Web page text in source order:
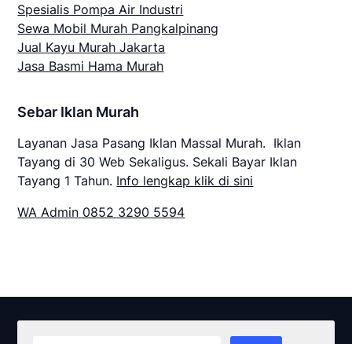
Spesialis Pompa Air Industri
Sewa Mobil Murah Pangkalpinang
Jual Kayu Murah Jakarta
Jasa Basmi Hama Murah
Sebar Iklan Murah
Layanan Jasa Pasang Iklan Massal Murah. Iklan
Tayang di 30 Web Sekaligus. Sekali Bayar Iklan
Tayang 1 Tahun. Info lengkap klik di sini
WA Admin 0852 3290 5594